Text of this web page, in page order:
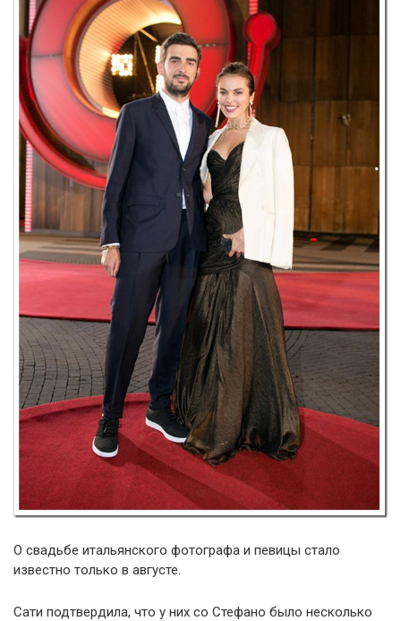
О свадьбе итальянского фотографа и певицы стало
известно только в августе.
Сати подтвердила, что у них со Стефано было несколько